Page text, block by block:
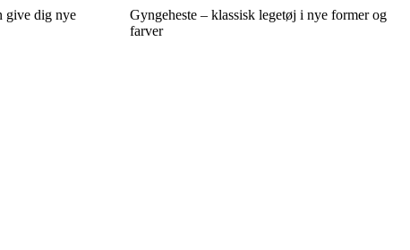
give dig nye
Gyngeheste – klassisk legetøj i nye former og
farver